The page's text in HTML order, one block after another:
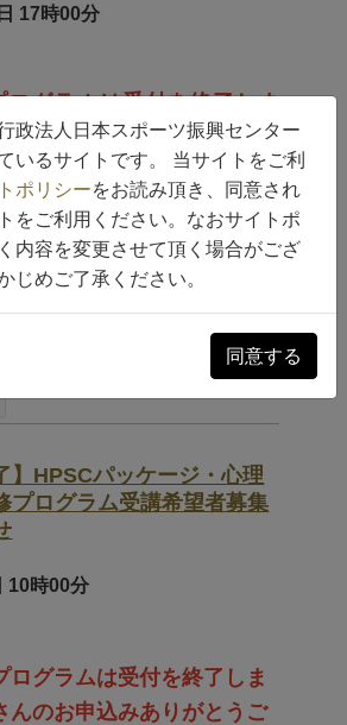
17時00分
ログラムは受付を終了しま
んのお申込みありがとうご
日（土）にHPSCパッケー
の研修プログラムを開催しま
ご受講を希望される方を募集
】HPSCパッケージ・心理
ログラム受講希望者募集
10時00分
ログラムは受付を終了しま
んのお申込みありがとうご
政法人日本スポーツ振興センター
いるサイトです。 当サイトをご利
ポリシーをお読み頂き、同意され
をご利用ください。なおサイトポ
内容を変更させて頂く場合がござ
じめご了承ください。
同意する